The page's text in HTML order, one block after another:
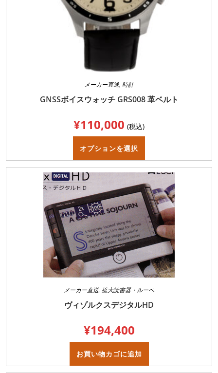
メーカー直送, 時計
GNSSボイスウォッチ GRS008 革ベルト
¥110,000 (税込)
オプションを選択
こ
品
に
は
数
の
バ
リ
エ
ー
シ
ョ
が
あ
り
ま
す。
プ
ョ
ン
ー
ら
選
メーカー直送, 拡大読書器・ルーペ
ヴィゾルクスデジタルHD
¥194,400
お買い物カゴに追加